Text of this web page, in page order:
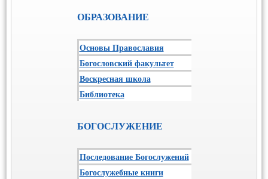
ОБРАЗОВАНИЕ
Основы Православия
Богословский факультет
Воскресная школа
Библиотека
БОГОСЛУЖЕНИЕ
Последование Богослужений
Богослужебные книги